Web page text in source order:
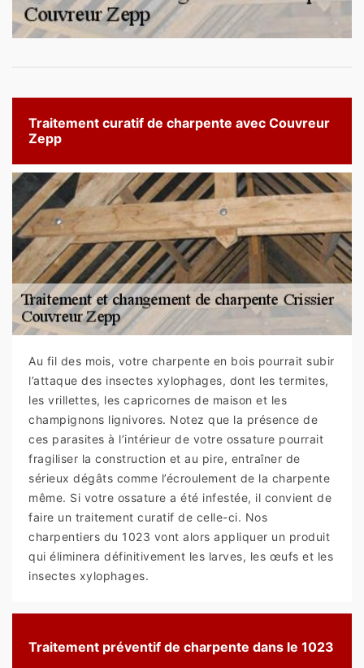
Traitement curatif de charpente avec Couvreur
Zepp
Au fil des mois, votre charpente en bois pourrait subir
l’attaque des insectes xylophages, dont les termites,
les vrillettes, les capricornes de maison et les
champignons lignivores. Notez que la présence de
ces parasites à l’intérieur de votre ossature pourrait
fragiliser la construction et au pire, entraîner de
sérieux dégâts comme l’écroulement de la charpente
même. Si votre ossature a été infestée, il convient de
faire un traitement curatif de celle-ci. Nos
charpentiers du 1023 vont alors appliquer un produit
qui éliminera définitivement les larves, les œufs et les
insectes xylophages.
Traitement préventif de charpente dans le 1023